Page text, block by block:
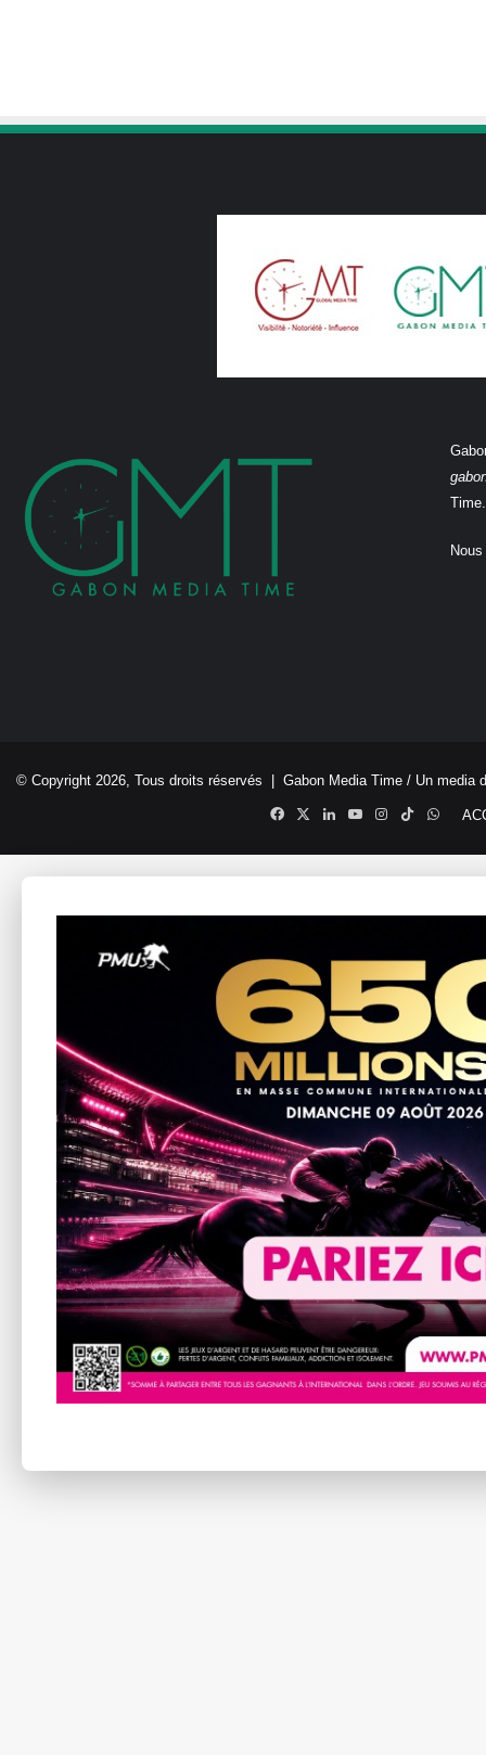
Time.
© Copyright 2026, Tous droits réservés | Gabon Media Time / Un media
Facebook
X LinkedinYouTubeInstagram
TikTok